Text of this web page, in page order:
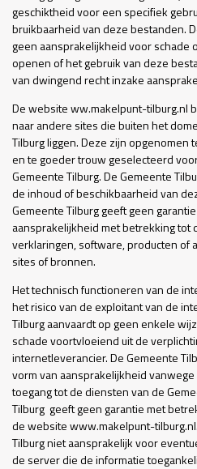
geschiktheid voor een specifiek
bruikbaarheid van deze bestanden.
geen aansprakelijkheid voor schade
openen of het gebruik van deze
van dwingend recht inzake
De website ww.makelpunt-tilburg.nl
naar andere sites die buiten het
Tilburg liggen. Deze zijn opgenomen
en te goeder trouw geselecteerd
Gemeente Tilburg. De Gemeente
de inhoud of beschikbaarheid van
Gemeente Tilburg geeft geen
aansprakelijkheid met betrekking tot
verklaringen, software, producten of
sites of bronnen.
Het technisch functioneren van de
het risico van de exploitant van de
Tilburg aanvaardt op geen enkele
schade voortvloeiend uit de
internetleverancier. De Gemeente
vorm van aansprakelijkheid
toegang tot de diensten van de
Tilburg geeft geen garantie met
de website www.makelpunt-
Tilburg niet aansprakelijk voor
de server die de informatie